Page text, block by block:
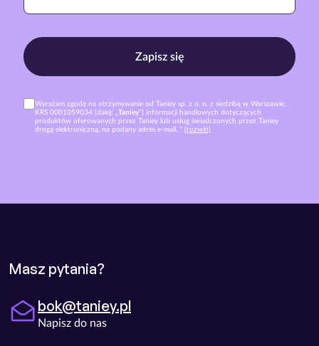
Zapisz się
Wyrażam zgodę na otrzymywanie od Taniey sp. z o. o. z siedzibą w Warszawie,
KRS 0001059034 (dalej: „Taniey”) informacji handlowych dotyczących
produktów oferowanych przez Taniey lub usług świadczonych przez Taniey
drogą elektroniczną, na podany adres e-mail. * (rozwiń)
Masz pytania?
bok@taniey.pl
Napisz do nas